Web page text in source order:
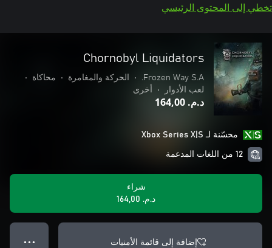
تخطي إلى المحتوى الرئيسي
Chornobyl Liquidators
Frozen Way S.A.
• الحركة والمغامرة • محاكاة
•
لعب الأدوار
• أخرى
د.م.‏ 164,00
محسّنة لـ Xbox Series X|S
12 من اللغات المدعمة
شراء
د.م.‏ 164,00
إضافة إلى قائمة الأمنيات ● ● ●